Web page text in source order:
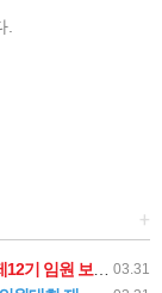
.
+
03.31
선거결과 공고